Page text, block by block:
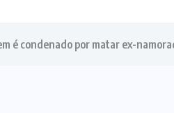
é condenado por matar ex-